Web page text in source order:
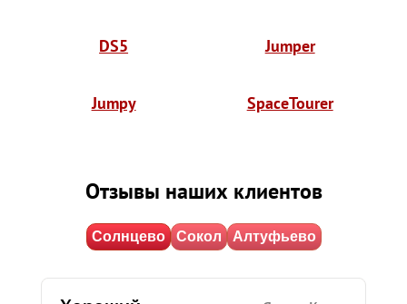
DS5 Jumper
Jumpy SpaceTourer
Отзывы наших клиентов
Солнцево Сокол Алтуфьево